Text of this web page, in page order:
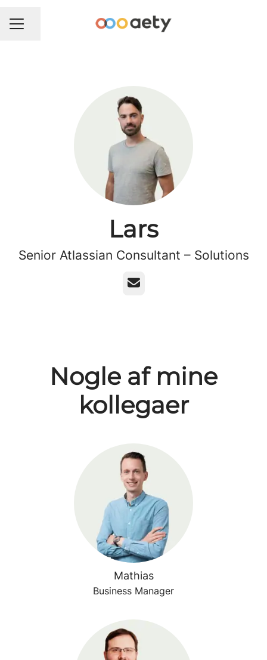
KARRIEREMENU
Del side
Lars
Senior Atlassian Consultant – Solutions
E-mail
Nogle af mine
kollegaer
Mathias
Business Manager